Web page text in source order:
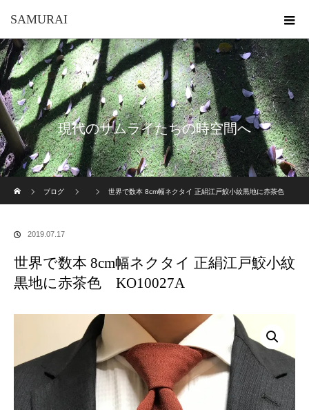
SAMURAI
現代のサムライたちの時空間へ
ブログ
世界で数本 8cm幅ネクタイ 正絹江戸鮫小紋黒地に赤茶色
2019.07.17
世界で数本 8cm幅ネクタイ 正絹江戸鮫小紋
黒地に赤茶色 KO10027A